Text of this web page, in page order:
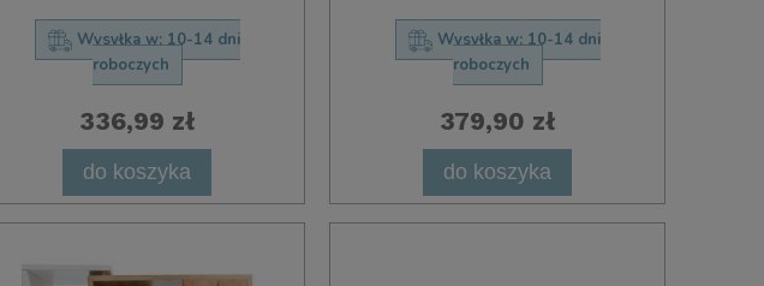
Wysyłka w: 10-14 dni
roboczych
336,99 zł
do koszyka
Wysyłka w: 10-14 dni
roboczych
379,90 zł
do koszyka